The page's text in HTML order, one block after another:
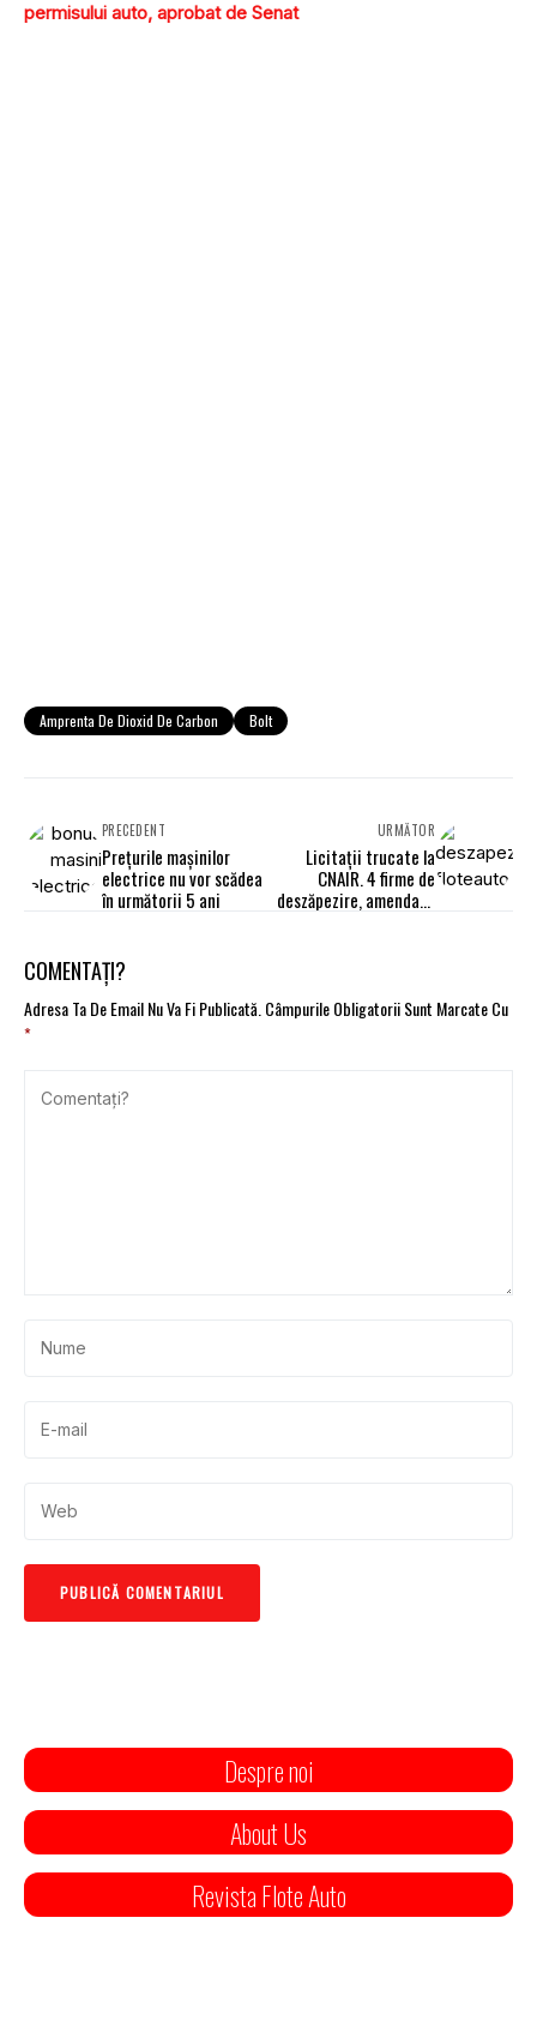
permisului auto, aprobat de Senat
Amprenta De Dioxid De Carbon Bolt
PRECEDENT
Prețurile mașinilor
electrice nu vor scădea
în următorii 5 ani
URMĂTOR
Licitaţii trucate la
CNAIR. 4 firme de
deszăpezire, amendate
COMENTAȚI?
Adresa Ta De Email Nu Va Fi Publicată.Câmpurile Obligatorii Sunt Marcate Cu
*
Despre noi
About Us
Revista Flote Auto